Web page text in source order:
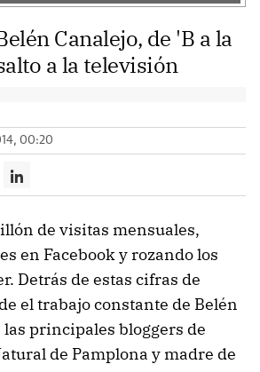
Canalejo, de 'B a la
a la televisión
00:20
de visitas mensuales,
en Facebook y rozando los
Detrás de estas cifras de
el trabajo constante de Belén
las principales bloggers de
de Pamplona y madre de